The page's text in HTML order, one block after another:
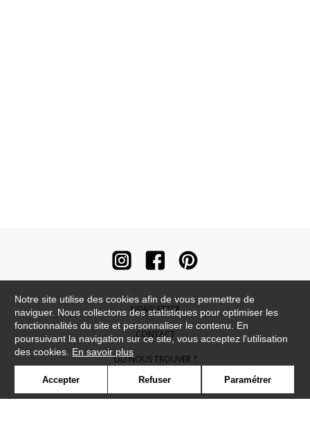
NEWSLETTER
CONTACT
OÙ NOUS TROUVER ?
CONTRACT
Notre site utilise des cookies afin de vous permettre de
naviguer. Nous collectons des statistiques pour optimiser les
fonctionnalités du site et personnaliser le contenu. En
poursuivant la navigation sur ce site, vous acceptez l'utilisation
des cookies. En savoir plus
Accepter Refuser Paramétrer